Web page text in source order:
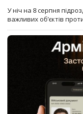
У ніч на 8 серпня
важливих об’єктів